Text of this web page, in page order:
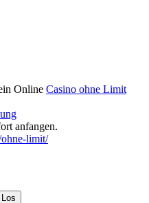
Online Casino ohne Limit
anfangen.
limit/